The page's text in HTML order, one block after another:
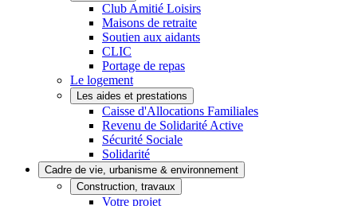
Club Amitié Loisirs
Maisons de retraite
Soutien aux aidants
CLIC
Portage de repas
Le logement
Les aides et prestations
Caisse d'Allocations Familiales
Revenu de Solidarité Active
Sécurité Sociale
Solidarité
Cadre de vie, urbanisme & environnement
Construction, travaux
Votre projet